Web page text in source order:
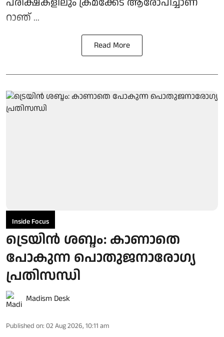
റാഞ് ...
Read More
Inside Focus
ട്രെയിൻ ശബ്ദം: കാണാതെ
പോകുന്ന പൊതുജനാരോഗ്യ
പ്രതിസന്ധി
Madism Desk
Published on: 02 Aug 2026, 10:11 am